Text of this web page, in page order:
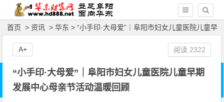
首页 >资讯 >华东 > “小手印·大母爱”｜阜阳市妇女儿童医院儿童早
期发展中心母亲节活动温暖回顾
“小手印·大母爱”｜阜阳市妇女儿童医院儿童早期
发展中心母亲节活动温暖回顾
阅读 2322
A+